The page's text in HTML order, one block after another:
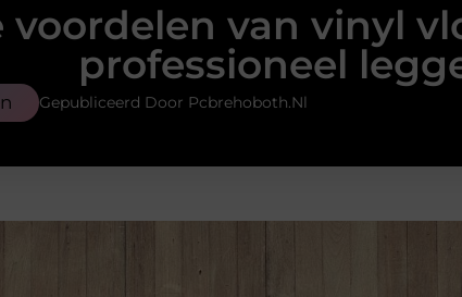
voordelen van vinyl
professioneel
Gepubliceerd Door Pcbrehoboth.nl